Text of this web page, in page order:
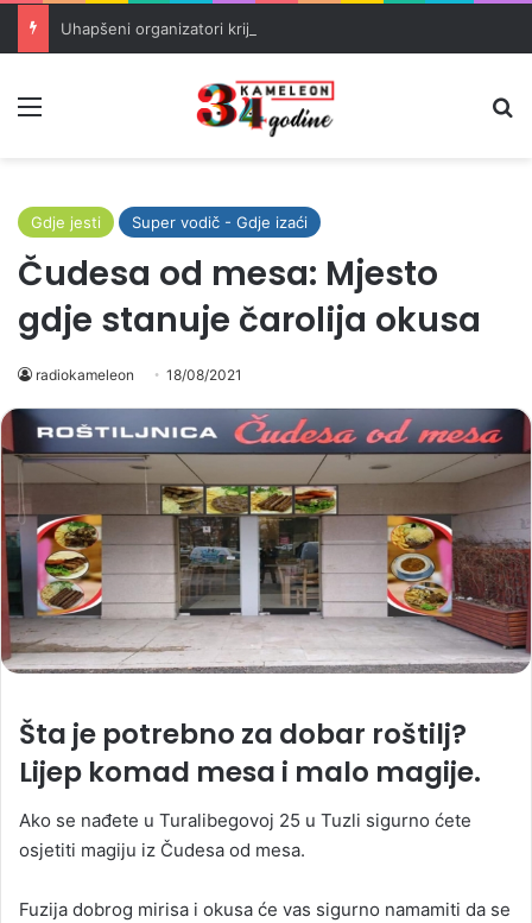
Gdje jesti Super vodič - Gdje izaći
Čudesa od mesa: Mjesto
gdje stanuje čarolija okusa
radiokameleon 18/08/2021
Šta je potrebno za dobar roštilj?
Lijep komad mesa i malo magije.
Ako se nađete u Turalibegovoj 25 u Tuzli sigurno ćete
osjetiti magiju iz Čudesa od mesa.
Fuzija dobrog mirisa i okusa će vas sigurno namamiti da se